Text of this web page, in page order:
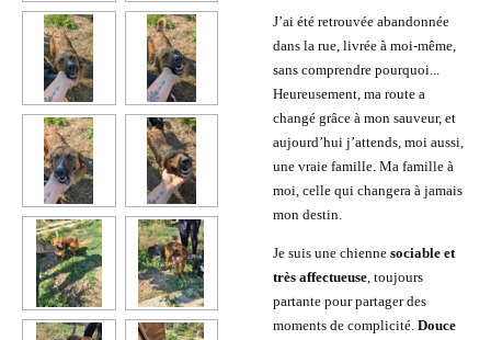
J’ai été retrouvée abandonnée
dans la rue, livrée à moi-même,
sans comprendre pourquoi...
Heureusement, ma route a
changé grâce à mon sauveur, et
aujourd’hui j’attends, moi aussi,
une vraie famille. Ma famille à
moi, celle qui changera à jamais
mon destin.
Je suis une chienne sociable et
très affectueuse, toujours
partante pour partager des
moments de complicité. Douce